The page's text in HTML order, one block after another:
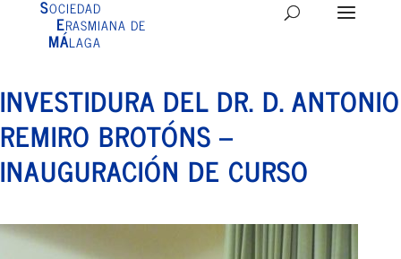
SOCIEDAD
ERASMIANA DE
MÁLAGA
INVESTIDURA DEL DR. D. ANTONIO
REMIRO BROTÓNS –
INAUGURACIÓN DE CURSO